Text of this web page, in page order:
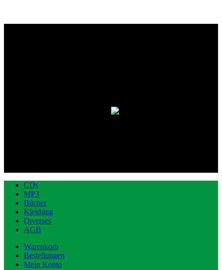
CDs
MP3
Bücher
Kleidung
Diverses
AGB
Warenkorb
Bestellungen
Mein Konto